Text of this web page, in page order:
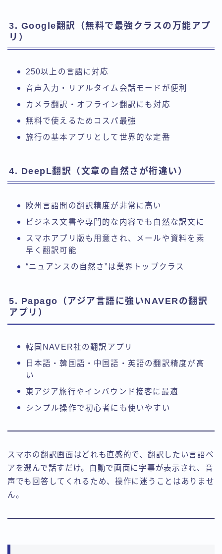
3. Google翻訳（無料で最強クラスの万能アプ
リ）
250以上の言語に対応
音声入力・リアルタイム会話モードが便利
カメラ翻訳・オフライン翻訳にも対応
無料で使えるためコスパ最強
旅行の基本アプリとして世界的な定番
4. DeepL翻訳（文章の自然さが桁違い）
欧州言語間の翻訳精度が非常に高い
ビジネス文書や専門的な内容でも自然な訳文に
スマホアプリ版も用意され、メールや資料を素
早く翻訳可能
“ニュアンスの自然さ”は業界トップクラス
5. Papago（アジア言語に強いNAVERの翻訳
アプリ）
韓国NAVER社の翻訳アプリ
日本語・韓国語・中国語・英語の翻訳精度が高
い
東アジア旅行やインバウンド接客に最適
シンプル操作で初心者にも使いやすい
スマホの翻訳画面はどれも直感的で、翻訳したい言語ペ
アを選んで話すだけ。自動で画面に字幕が表示され、音
声でも回答してくれるため、操作に迷うことはありませ
ん。